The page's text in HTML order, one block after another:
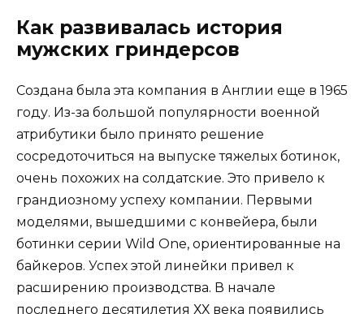
Как развивалась история
мужских гриндерсов
Создана была эта компания в Англии еще в 1965
году. Из-за большой популярности военной
атрибутики было принято решение
сосредоточиться на выпуске тяжелых ботинок,
очень похожих на солдатские. Это привело к
грандиозному успеху компании. Первыми
моделями, вышедшими с конвейера, были
ботинки серии Wild One, ориентированные на
байкеров. Успех этой линейки привел к
расширению производства. В начале
последнего десятилетия ХХ века появились